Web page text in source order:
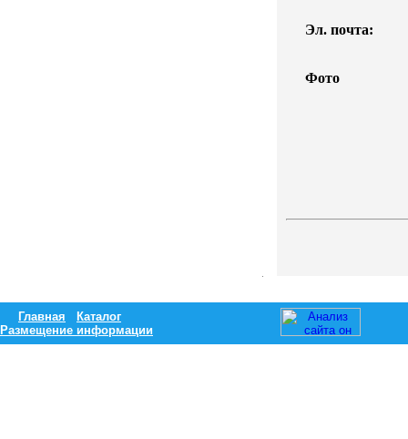
Эл. почта:
Фото
Главная
Каталог
Размещение информации